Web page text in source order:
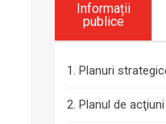
Informații
publice
Planuri
Planul de